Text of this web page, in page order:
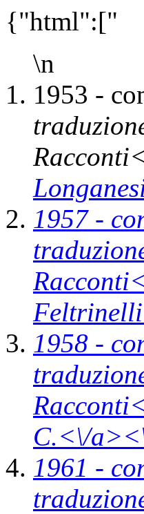
{"html":["
\n
1953 -
1957 -
1958 -
C.<\/
1961 -